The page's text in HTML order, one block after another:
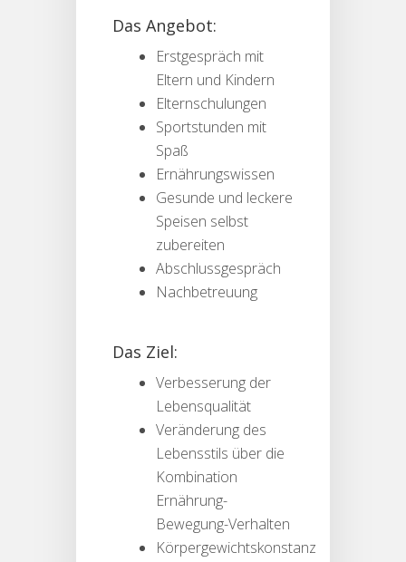
Das Angebot:
Erstgespräch mit
Eltern und Kindern
Elternschulungen
Sportstunden mit
Spaß
Ernährungswissen
Gesunde und leckere
Speisen selbst
zubereiten
Abschlussgespräch
Nachbetreuung
Das Ziel:
Verbesserung der
Lebensqualität
Veränderung des
Lebensstils über die
Kombination
Ernährung-
Bewegung-Verhalten
Körpergewichtskonstanz